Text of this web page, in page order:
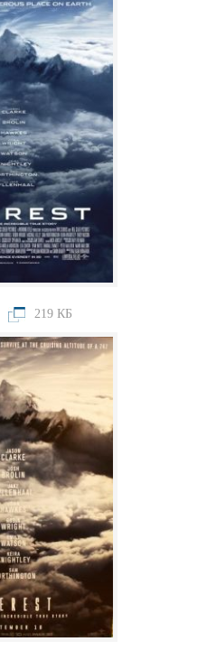
219 КБ